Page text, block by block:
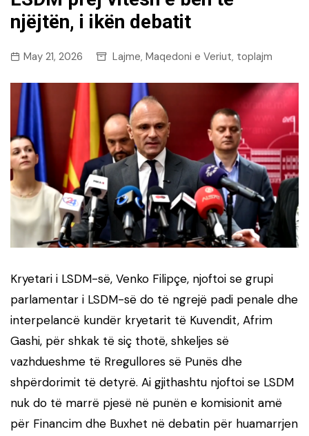
njëjtën, i ikën debatit
May 21, 2026 Lajme, Maqedoni e Veriut, toplajm
Kryetari i LSDM-së, Venko Filipçe, njoftoi se grupi
parlamentar i LSDM-së do të ngrejë padi penale dhe
interpelancë kundër kryetarit të Kuvendit, Afrim
Gashi, për shkak të siç thotë, shkeljes së
vazhdueshme të Rregullores së Punës dhe
shpërdorimit të detyrë. Ai gjithashtu njoftoi se LSDM
nuk do të marrë pjesë në punën e komisionit amë
për Financim dhe Buxhet në debatin për huamarrjen